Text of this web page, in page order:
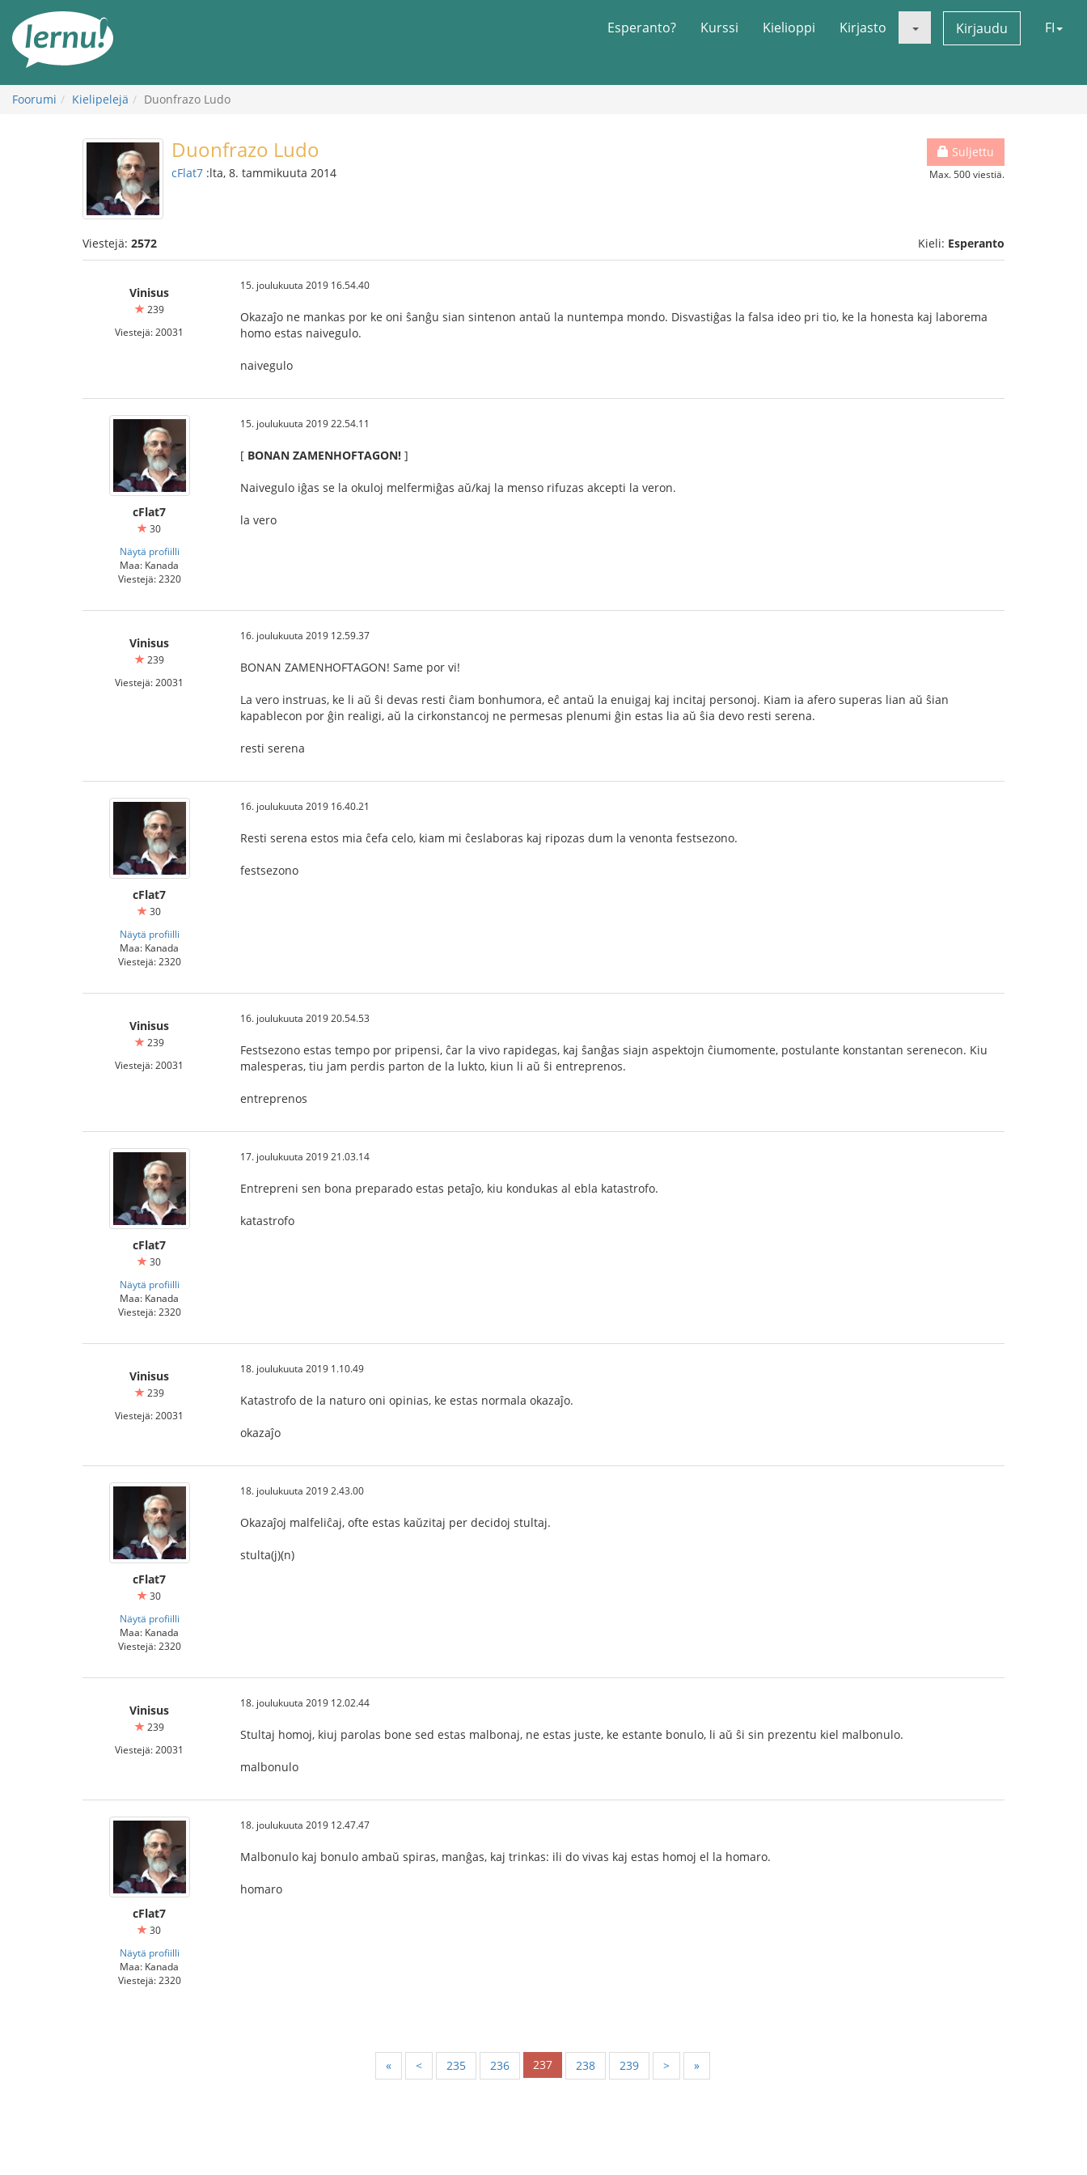
sisältöön
Esperanto? Kurssi Kielioppi Kirjasto Kirjaudu FI
Foorumi Kielipelejä Duonfrazo Ludo
Suljettu
Max. 500 viestiä.
Duonfrazo Ludo
cFlat7 :lta, 8. tammikuuta 2014
Viestejä: 2572 Kieli: Esperanto
Vinisus
239
Viestejä: 20031
15. joulukuuta 2019 16.54.40
Okazaĵo ne mankas por ke oni ŝanĝu sian sintenon antaŭ la nuntempa mondo. Disvastiĝas la falsa ideo pri tio, ke la honesta kaj laborema
homo estas naivegulo.
naivegulo
cFlat7
30
Näytä profiilli
Maa: Kanada
Viestejä: 2320
15. joulukuuta 2019 22.54.11
[ BONAN ZAMENHOFTAGON! ]
Naivegulo iĝas se la okuloj melfermiĝas aŭ/kaj la menso rifuzas akcepti la veron.
la vero
Vinisus
239
Viestejä: 20031
16. joulukuuta 2019 12.59.37
BONAN ZAMENHOFTAGON! Same por vi!
La vero instruas, ke li aŭ ŝi devas resti ĉiam bonhumora, eĉ antaŭ la enuigaj kaj incitaj personoj. Kiam ia afero superas lian aŭ ŝian
kapablecon por ĝin realigi, aŭ la cirkonstancoj ne permesas plenumi ĝin estas lia aŭ ŝia devo resti serena.
resti serena
cFlat7
30
Näytä profiilli
Maa: Kanada
Viestejä: 2320
16. joulukuuta 2019 16.40.21
Resti serena estos mia ĉefa celo, kiam mi ĉeslaboras kaj ripozas dum la venonta festsezono.
festsezono
Vinisus
239
Viestejä: 20031
16. joulukuuta 2019 20.54.53
Festsezono estas tempo por pripensi, ĉar la vivo rapidegas, kaj ŝanĝas siajn aspektojn ĉiumomente, postulante konstantan serenecon. Kiu
malesperas, tiu jam perdis parton de la lukto, kiun li aŭ ŝi entreprenos.
entreprenos
cFlat7
30
Näytä profiilli
Maa: Kanada
Viestejä: 2320
17. joulukuuta 2019 21.03.14
Entrepreni sen bona preparado estas petaĵo, kiu kondukas al ebla katastrofo.
katastrofo
Vinisus
239
Viestejä: 20031
18. joulukuuta 2019 1.10.49
Katastrofo de la naturo oni opinias, ke estas normala okazaĵo.
okazaĵo
cFlat7
30
Näytä profiilli
Maa: Kanada
Viestejä: 2320
18. joulukuuta 2019 2.43.00
Okazaĵoj malfeliĉaj, ofte estas kaŭzitaj per decidoj stultaj.
stulta(j)(n)
Vinisus
239
Viestejä: 20031
18. joulukuuta 2019 12.02.44
Stultaj homoj, kiuj parolas bone sed estas malbonaj, ne estas juste, ke estante bonulo, li aŭ ŝi sin prezentu kiel malbonulo.
malbonulo
cFlat7
30
Näytä profiilli
Maa: Kanada
Viestejä: 2320
18. joulukuuta 2019 12.47.47
Malbonulo kaj bonulo ambaŭ spiras, manĝas, kaj trinkas: ili do vivas kaj estas homoj el la homaro.
homaro
« < 235 236 237 238 239 > »